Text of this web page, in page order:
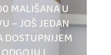
MALIŠANA U
– JOŠ JEDAN
DOSTUPNIJEM